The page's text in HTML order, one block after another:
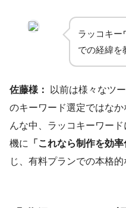
ラッコキー
での経緯を
佐藤様：
以前は様々なツ
のキーワード選定ではな
んな中、ラッコキーワー
機に
「これなら制作を効
じ、有料プランでの本格的